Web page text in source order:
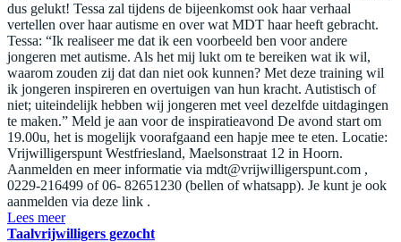
dus gelukt! Tessa zal tijdens de bijeenkomst ook haar verhaal
vertellen over haar autisme en over wat MDT haar heeft gebracht.
Tessa: “Ik realiseer me dat ik een voorbeeld ben voor andere
jongeren met autisme. Als het mij lukt om te bereiken wat ik wil,
waarom zouden zij dat dan niet ook kunnen? Met deze training wil
ik jongeren inspireren en overtuigen van hun kracht. Autistisch of
niet; uiteindelijk hebben wij jongeren met veel dezelfde uitdagingen
te maken.” Meld je aan voor de inspiratieavond De avond start om
19.00u, het is mogelijk voorafgaand een hapje mee te eten. Locatie:
Vrijwilligerspunt Westfriesland, Maelsonstraat 12 in Hoorn.
Aanmelden en meer informatie via mdt@vrijwilligerspunt.com ,
0229-216499 of 06- 82651230 (bellen of whatsapp). Je kunt je ook
aanmelden via deze link .
Lees meer
Taalvrijwilligers gezocht